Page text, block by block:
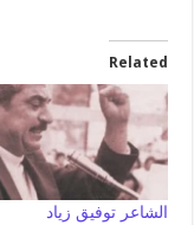
Related
الشاعر توفيق زياد